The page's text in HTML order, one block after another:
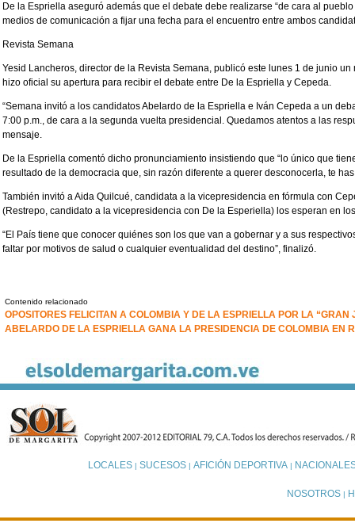
De la Espriella aseguró además que el debate debe realizarse “de cara al
medios de comunicación a fijar una fecha para el encuentro entre ambos
Revista Semana
Yesid Lancheros, director de la Revista Semana, publicó este lunes 1 de junio
hizo oficial su apertura para recibir el debate entre De la Espriella y Cepeda.
“Semana invitó a los candidatos Abelardo de la Espriella e Iván Cepeda a un
7:00 p.m., de cara a la segunda vuelta presidencial. Quedamos atentos a las
mensaje.
De la Espriella comentó dicho pronunciamiento insistiendo que “lo único que
resultado de la democracia que, sin razón diferente a querer desconocerla, te
También invitó a Aida Quilcué, candidata a la vicepresidencia en fórmula con
(Restrepo, candidato a la vicepresidencia con De la Esperiella) los esperan en
“El País tiene que conocer quiénes son los que van a gobernar y a sus
faltar por motivos de salud o cualquier eventualidad del destino”, finalizó.
Contenido relacionado
OPOSITORES FELICITAN A COLOMBIA Y DE LA ESPRIELLA POR LA
ABELARDO DE LA ESPRIELLA GANA LA PRESIDENCIA DE COLOMBIA EN
LOCALES| SUCESOS| AFICIÓN DEPORTIVA|
NOSOTROS |